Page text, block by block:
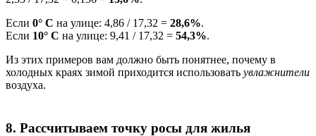
Если 0° C на улице: 4,86 / 17,32 = 28,6%.
Если 10° C на улице: 9,41 / 17,32 = 54,3%.
Из этих примеров вам должно быть понятнее, почему в
холодных краях зимой приходится использовать увлажнители
воздуха.
8. Рассчитываем точку росы для жилья